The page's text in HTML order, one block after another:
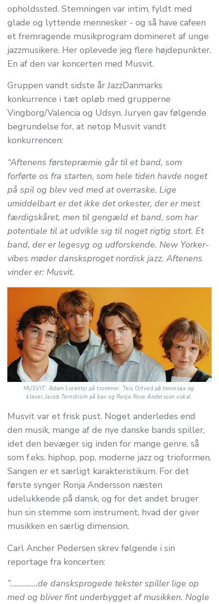
opholdssted. Stemningen var intim, fyldt med
glade og lyttende mennesker - og så have cafeen
et fremragende musikprogram domineret af unge
jazzmusikere. Her oplevede jeg flere højdepunkter.
En af den var koncerten med Musvit.
Gruppen vandt sidste år JazzDanmarks
konkurrence i tæt opløb med grupperne
Vingborg/Valencia og Udsyn. Juryen gav følgende
begrundelse for, at netop Musvit vandt
konkurrencen:
“Aftenens førstepræmie går til et band, som
forførte os fra starten, som hele tiden havde noget
på spil og blev ved med at overraske. Lige
umiddelbart er det ikke det orkester, der er mest
færdigskåret, men til gengæld et band, som har
potentiale til at udvikle sig til noget rigtig stort. Et
band, der er legesyg og udforskende. New Yorker-
vibes møder dansksproget nordisk jazz. Aftenens
vinder er: Musvit.
MUSVIT: Adam Lorentzi på trommer, Teis Ortved på tenorsax og
klaver,Jacob Ternström på bas og Ronja Rose Andersson vokal.
Musvit var et frisk pust. Noget anderledes end
den musik, mange af de nye danske bands spiller,
idet den bevæger sig inden for mange genre, så
som f.eks. hiphop, pop, moderne jazz og trioformen.
Sangen er et særligt karakteristikum. For det
første synger Ronja Andersson næsten
udelukkende på dansk, og for det andet bruger
hun sin stemme som instrument, hvad der giver
musikken en særlig dimension.
Carl Ancher Pedersen skrev følgende i sin
reportage fra koncerten:
”…………..de dansksprogede tekster spiller lige op
med og bliver fint underbygget af musikken. Nogle